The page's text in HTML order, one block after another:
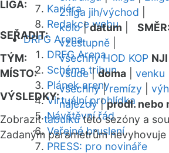
Kariéra
Redakce webu
DRFG Arena
DRFG Arena
Schéma tribun
Plánek areny
Virtuální prohlídka
Návštěvní řád
Veřejné bruslení
PRESS: pro novináře
LIGA:
2.liga jih/východ
SEŘADIT:
kolo|datum SMĚR:
vzestupně
TÝM:
všechny HOD KOP NJI
MÍSTO:
všude|doma venku
VÝSLEDKY:
všechny|remízy
nájezdy|prodl. nebo
Zobrazittabulkutéto sezóny a
Zadaným parametrům